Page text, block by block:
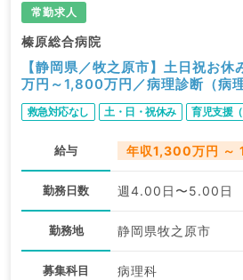
常勤求人
榛原総合病院
【静岡県／牧之原市】土日祝お
万円～1,800万円／病理診断（病
救急対応なし 土・日・祝休み 育児支援（
給与 年収1,300万円 ～
勤務日数 週4.00日〜5.00日
勤務地 静岡県牧之原市
募集科目 病理科